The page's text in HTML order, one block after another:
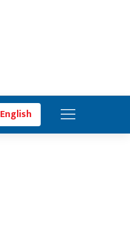
English